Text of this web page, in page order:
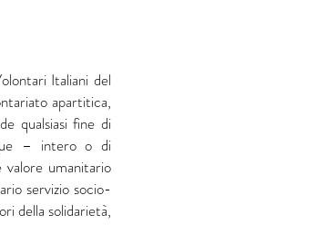
Italiani del
apartitica,
qualsiasi fine di
– intero o di
valore umanitario
servizio socio-
della solidarietà,